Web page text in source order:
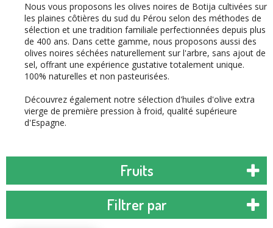
Nous vous proposons les olives noires de Botija cultivées sur
les plaines côtières du sud du Pérou selon des méthodes de
sélection et une tradition familiale perfectionnées depuis plus
de 400 ans. Dans cette gamme, nous proposons aussi des
olives noires séchées naturellement sur l'arbre, sans ajout de
sel, offrant une expérience gustative totalement unique.
100% naturelles et non pasteurisées.
Découvrez également notre sélection d'huiles d'olive extra
vierge de première pression à froid, qualité supérieure
d'Espagne.
Fruits
Filtrer par